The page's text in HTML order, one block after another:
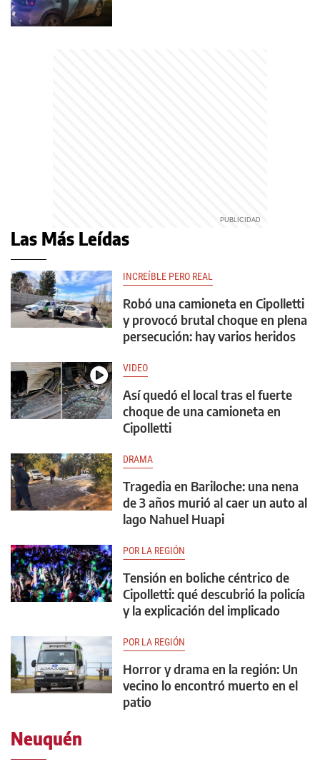
Las Más Leídas
INCREÍBLE PERO REAL
Robó una camioneta en Cipolletti
y provocó brutal choque en plena
persecución: hay varios heridos
VIDEO
Así quedó el local tras el fuerte
choque de una camioneta en
Cipolletti
DRAMA
Tragedia en Bariloche: una nena
de 3 años murió al caer un auto al
lago Nahuel Huapi
POR LA REGIÓN
Tensión en boliche céntrico de
Cipolletti: qué descubrió la policía
y la explicación del implicado
POR LA REGIÓN
Horror y drama en la región: Un
vecino lo encontró muerto en el
patio
Neuquén